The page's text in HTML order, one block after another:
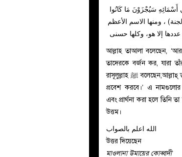
أَسْمَائِهِ سَيُجْزَوْنَ مَا كَانُوا
، ومنها الاسم الأعظم
إلا هو، وكلها حسنى
আল্লাহ তাআলা বলেছেন,
তাদেরকে বর্জন কর, যারা
রাসূলুল্লাহ ﷺ বলেছেন,আল্লাহ্ তাআলার নিরানববইটি নাম আছে। যে ব্যক্তি এগুলো মুখস্থ করে রাখবে সে জান্নাতে
প্রবেশ করবে।’ এ
এবং প্রার্থনা করা হলে তিনি
উত্তম।
الله اعلم بالصواب
উত্তর দিয়েছেন
মাওলানা উমায়ের কোব্বাদী